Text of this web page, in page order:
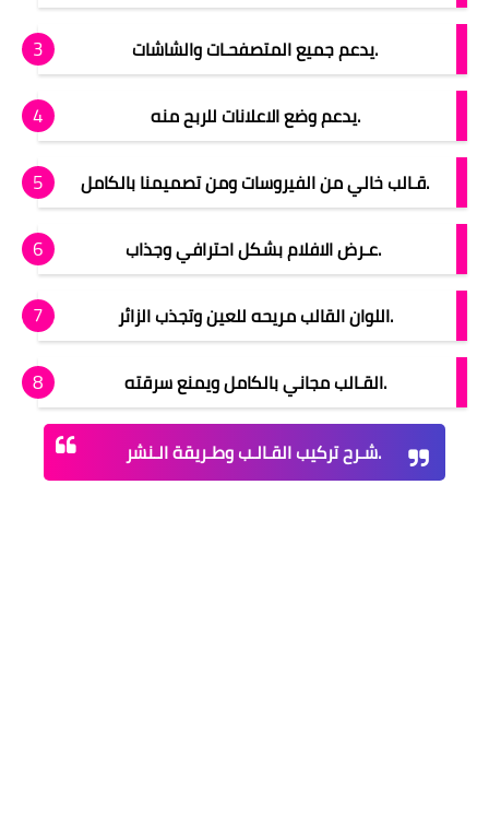
يدعم جميع المتصفحـات والشاشات.
يدعم وضع الاعلانات للربح منه.
قـالب خالي من الفيروسات ومن تصميمنا بالكامل.
عـرض الافلام بشكل احترافي وجذاب.
اللوان القالب مريحه للعين وتجذب الزائر.
القـالب مجاني بالكامل ويمنع سرقته.
شـرح تركيب القـالـب وطـريقة الـنشر.